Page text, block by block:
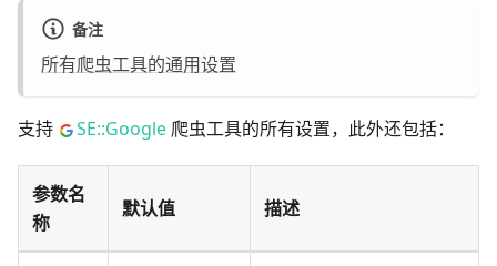
备注
所有爬虫工具的通用设置
支持 SE::Google 爬虫工具的所有设置，此外还包括：
参数名
称
默认值 描述